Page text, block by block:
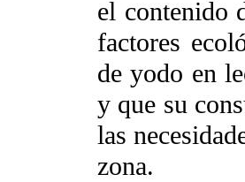
el contenido
factores
de yodo en
y que su
las
zona.